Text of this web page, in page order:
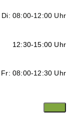
Di: 08:00-12:00 Uhr
12:30-15:00 Uhr
Fr: 08:00-12:30 Uhr